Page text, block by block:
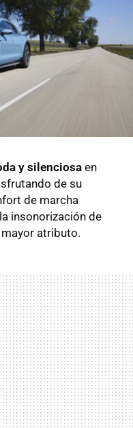
y silenciosaen
de su
de marcha
insonorización de
atributo.